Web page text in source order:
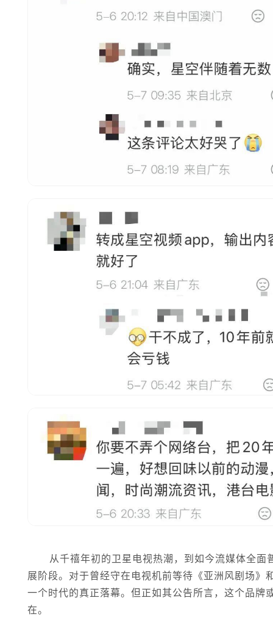
从千禧年初的卫星电视热潮，到如今流媒体全
展阶段。对于曾经守在电视机前等待《亚洲风剧场
一个时代的真正落幕。但正如其公告所言，这个品
在。